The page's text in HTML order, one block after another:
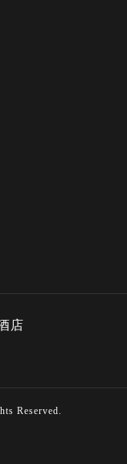
店
Reserved.